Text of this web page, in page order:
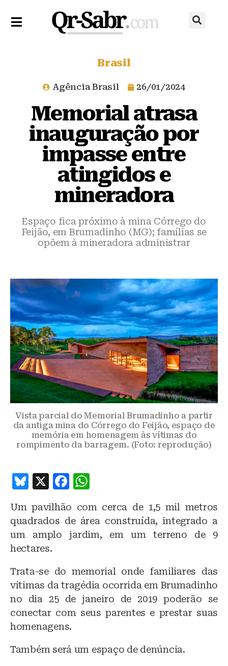
Brasil
Agência Brasil 26/01/2024
Memorial atrasa
inauguração por
impasse entre
atingidos e
mineradora
Espaço fica próximo à mina Córrego do
Feijão, em Brumadinho (MG); famílias se
opõem à mineradora administrar
Vista parcial do Memorial Brumadinho a partir
da antiga mina do Córrego do Feijão, espaço de
memória em homenagem às vítimas do
rompimento da barragem. (Foto: reprodução)
B
e
s
k
X
F
c
e
b
o
k
at
s
p
Um pavilhão com cerca de 1,5 mil metros
quadrados de área construída, integrado a
um amplo jardim, em um terreno de 9
hectares.
Trata-se do memorial onde familiares das
vítimas da tragédia ocorrida em Brumadinho
no dia 25 de janeiro de 2019 poderão se
conectar com seus parentes e prestar suas
homenagens.
Também será um espaço de denúncia.